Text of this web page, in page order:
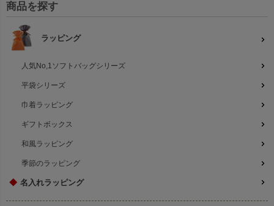
商品を探す
ラッピング
人気No,1ソフトバッグシリーズ
平袋シリーズ
巾着ラッピング
ギフトボックス
和風ラッピング
季節のラッピング
◆ 名入れラッピング